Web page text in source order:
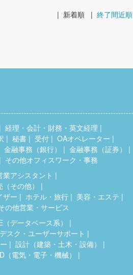
| 新着順 | 終了間近順
経理・会計・財務・英文経理
秘書 受付
OAオペレーター
金融事務（銀行）
金融事務（証券）
その他オフィスワーク・事務
業アシスタント
その他）
ザー
ホテル・旅行
美容・エステ
の他営業・サービス
（データベース系）
スク・ユーザーサポート
設計（建築・土木・設備）
（電気・電子・機械）